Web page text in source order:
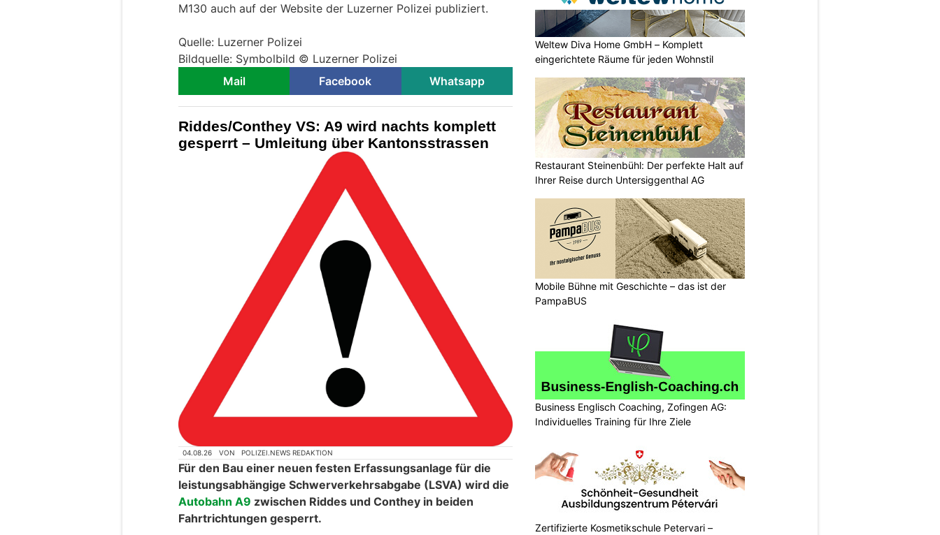
M130 auch auf der Website der Luzerner Polizei publiziert.
Quelle: Luzerner Polizei
Bildquelle: Symbolbild © Luzerner Polizei
Mail
Facebook Whatsapp
Riddes/Conthey VS: A9 wird nachts komplett
gesperrt – Umleitung über Kantonsstrassen
04.08.26 VON POLIZEI.NEWS REDAKTION
Für den Bau einer neuen festen Erfassungsanlage für die
leistungsabhängige Schwerverkehrsabgabe (LSVA) wird die
Autobahn A9 zwischen Riddes und Conthey in beiden
Fahrtrichtungen gesperrt.
Weltew Diva Home GmbH – Komplett
eingerichtete Räume für jeden Wohnstil
Restaurant Steinenbühl: Der perfekte Halt auf
Ihrer Reise durch Untersiggenthal AG
Mobile Bühne mit Geschichte – das ist der
PampaBUS
Business Englisch Coaching, Zofingen AG:
Individuelles Training für Ihre Ziele
Zertifizierte Kosmetikschule Petervari –